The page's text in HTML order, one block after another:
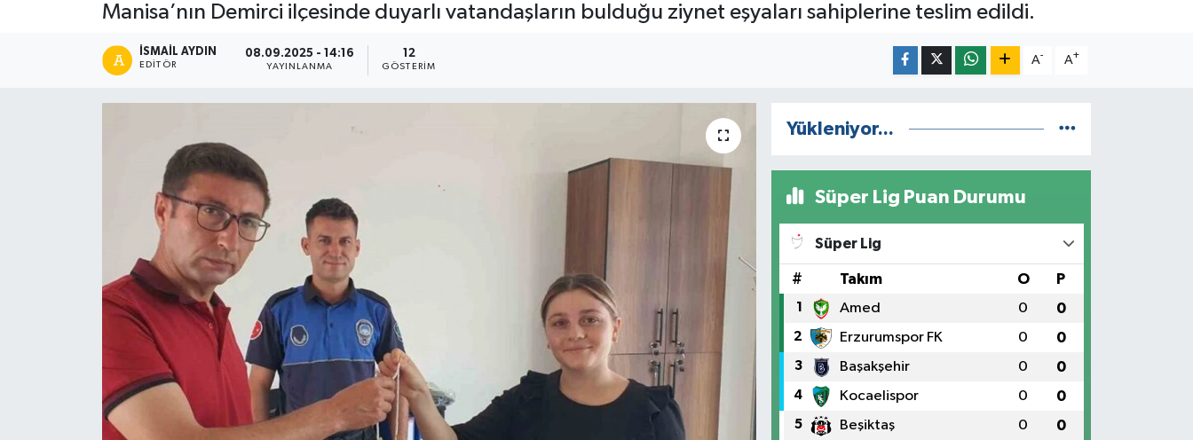
Manisa’nın Demirci ilçesinde duyarlı vatandaşların bulduğu ziynet eşyaları sahiplerine teslim edildi.
İSMAIL AYDIN
EDITÖR
08.09.2025 - 14:16
YAYINLANMA
12
GÖSTERIM
A- A+
Yükleniyor...
Süper Lig Puan Durumu
Süper Lig
# Takım O P
1 Amed 0 0
2 Erzurumspor FK 0 0
3 Başakşehir 0 0
4 Kocaelispor 0 0
5 Beşiktaş 0 0